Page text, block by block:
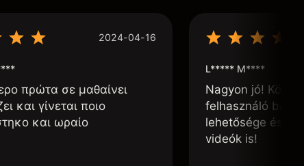
2024-04-16
πρώτα σε μαθαίνει
και γίνεται ποιο
και ωραίο
L***** M****
Nagyon jó!
felhasználó
lehetősége és,
videók is!